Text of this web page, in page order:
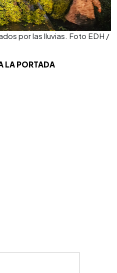
por las lluvias. Foto EDH /
LA PORTADA